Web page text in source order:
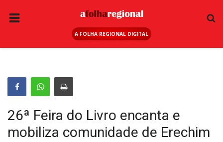
A FOLHA REGIONAL DIGITAL
ANUNCIE AQUI
ESPORTE
REGIÃO
SAÚDE
26ª Feira do Livro encanta e
mobiliza comunidade de Erechim